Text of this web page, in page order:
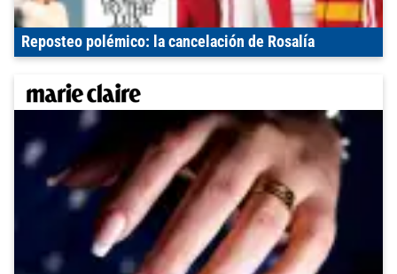
Reposteo polémico: la cancelación de Rosalía